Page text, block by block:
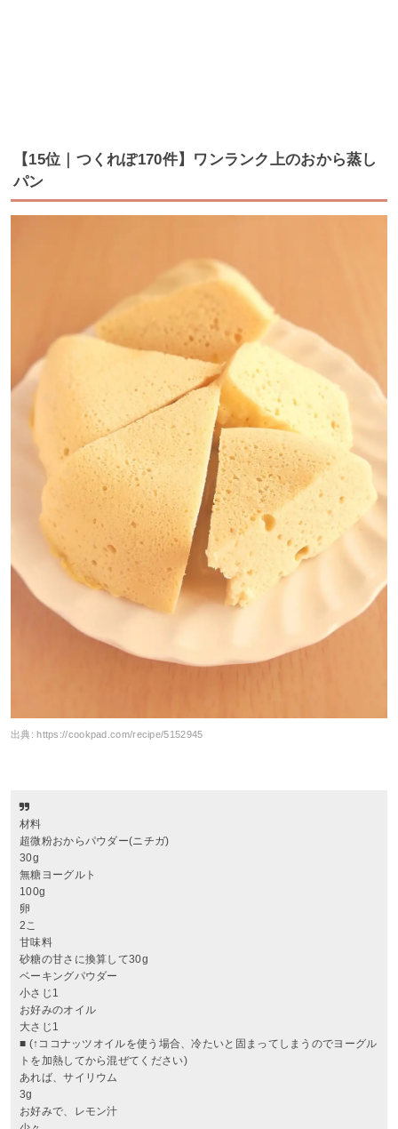
【15位｜つくれぽ170件】ワンランク上のおから蒸し
パン
出典:https://cookpad.com/recipe/5152945
材料
超微粉おからパウダー(ニチガ)
30g
無糖ヨーグルト
100g
卵
2こ
甘味料
砂糖の甘さに換算して30g
ベーキングパウダー
小さじ1
お好みのオイル
大さじ1
■ (↑ココナッツオイルを使う場合、冷たいと固まってしまうのでヨーグル
トを加熱してから混ぜてください)
あれば、サイリウム
3g
お好みで、レモン汁